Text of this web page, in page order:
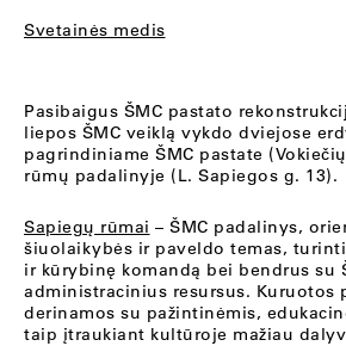
Svetainės medis
Pasibaigus ŠMC pastato
liepos ŠMC veiklą vykdo dviejose
pagrindiniame ŠMC pastate
rūmų padalinyje (L. Sapiegos g. 13).
Sapiegų rūmai – ŠMC padalinys,
šiuolaikybės ir paveldo temas,
ir kūrybinę komandą bei bendrus su
administracinius resursus. Kuruotos
derinamos su pažintinėmis,
taip įtraukiant kultūroje mažiau